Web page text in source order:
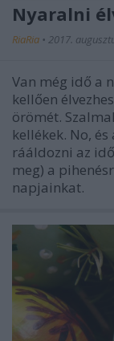
Nyaralni
RiaRia • 2017.
Van még idő a
kellően
örömét.
kellékek. No,
rááldozni az
meg) a
napjainkat.